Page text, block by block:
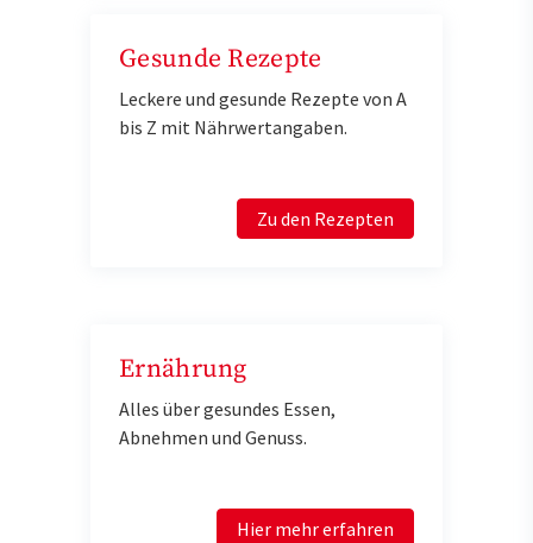
Gesunde Rezepte
Leckere und gesunde Rezepte von A
bis Z mit Nährwertangaben.
Zu den Rezepten
Ernährung
Alles über gesundes Essen,
Abnehmen und Genuss.
Hier mehr erfahren